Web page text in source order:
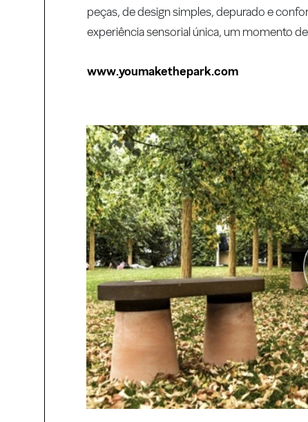
peças, de design simples, depurado e
experiência sensorial única, um momento
www.youmakethepark.com